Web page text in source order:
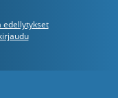
edellytykset